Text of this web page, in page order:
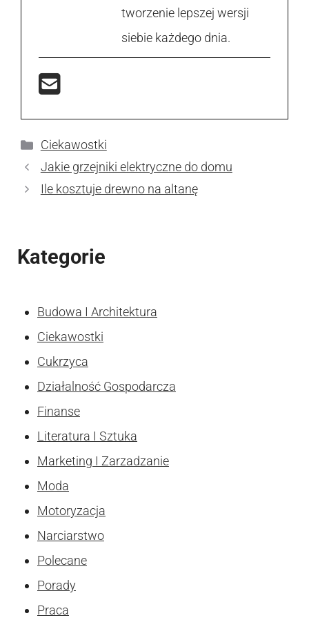
tworzenie lepszej wersji
siebie każdego dnia.
Kategorie
Ciekawostki
Jakie grzejniki elektryczne do domu
Ile kosztuje drewno na altanę
Kategorie
Budowa I Architektura
Ciekawostki
Cukrzyca
Działalność Gospodarcza
Finanse
Literatura I Sztuka
Marketing I Zarzadzanie
Moda
Motoryzacja
Narciarstwo
Polecane
Porady
Praca